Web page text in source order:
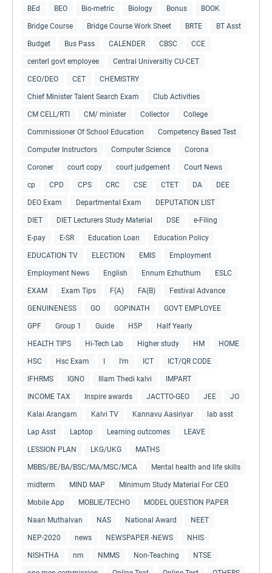
BEd BEO Bio-metric Biology Bonus BOOK
Bridge Course Bridge Course Work Sheet BRTE BT Asst
Budget Bus Pass CALENDER CBSC CCE
centerl govt employee Central Universitiy CU-CET
CEO/DEO CET CHEMISTRY
Chief Minister Talent Search Exam Club Activities
CM CELL/RTI CM/ minister Collector College
Commissioner Of School Education Competency Based Test
Computer Instructors Computer Science Corona
Coroner court copy court judgement Court News
cp CPD CPS CRC CSE CTET DA DEE
DEO Exam Departmental Exam DEPUTATION LIST
DIET DIET Lecturers Study Material DSE e-Filing
E-pay E-SR Education Loan Education Policy
EDUCATION TV ELECTION EMIS Employment
Employment News English Ennum Ezhuthum ESLC
EXAM Exam Tips F(A) FA(B) Festival Advance
GENUINENESS GO GOPINATH GOVT EMPLOYEE
GPF Group 1 Guide H5P Half Yearly
HEALTH TIPS Hi-Tech Lab Higher study HM HOME
HSC Hsc Exam I I'm ICT ICT/QR CODE
IFHRMS IGNO Illam Thedi kalvi IMPART
INCOME TAX Inspire awards JACTTO-GEO JEE JO
Kalai Arangam Kalvi TV Kannavu Aasiriyar lab asst
Lap Asst Laptop Learning outcomes LEAVE
LESSION PLAN LKG/UKG MATHS
MBBS/BE/BA/BSC/MA/MSC/MCA Mental health and life skills
midterm MIND MAP Minimum Study Material For CEO
Mobile App MOBLIE/TECHO MODEL QUESTION PAPER
Naan Muthalvan NAS National Award NEET
NEP-2020 news NEWSPAPER -NEWS NHIS
NISHTHA nm NMMS Non-Teaching NTSE